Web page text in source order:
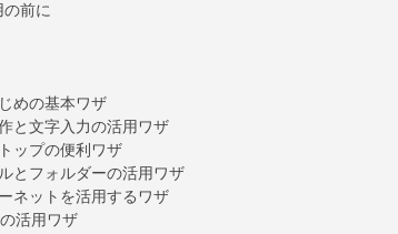
前に
めの基本ワザ
と文字入力の活用ワザ
ップの便利ワザ
とフォルダーの活用ワザ
ネットを活用するワザ
活用ワザ